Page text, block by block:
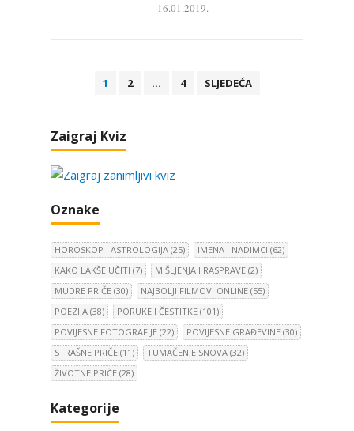
16.01.2019.
j
v
s
r
a
n
i
c
a
o
b
j
a
1 2 … 4 SLJEDEĆA
Zaigraj Kviz
Oznake
HOROSKOP I ASTROLOGIJA (25) IMENA I NADIMCI (62)
KAKO LAKŠE UČITI (7) MIŠLJENJA I RASPRAVE (2)
MUDRE PRIČE (30) NAJBOLJI FILMOVI ONLINE (55)
POEZIJA (38) PORUKE I ČESTITKE (101)
POVIJESNE FOTOGRAFIJE (22) POVIJESNE GRAĐEVINE (30)
STRAŠNE PRIČE (11) TUMAČENJE SNOVA (32)
ŽIVOTNE PRIČE (28)
Kategorije